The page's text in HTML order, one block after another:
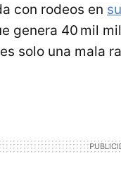
con rodeos en
genera 40 mil
solo una mala